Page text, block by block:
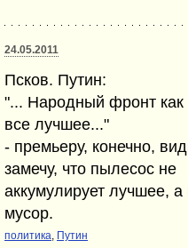
24.05.2011
Псков. Путин:
"... Народный фронт как
все лучшее..."
- премьеру, конечно,
замечу, что пылесос не
аккумулирует лучшее, а
мусор.
политика, Путин